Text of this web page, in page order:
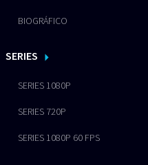
BIOGRÁFICO
SERIES
SERIES 1080P
SERIES 720P
SERIES 1080P 60 FPS